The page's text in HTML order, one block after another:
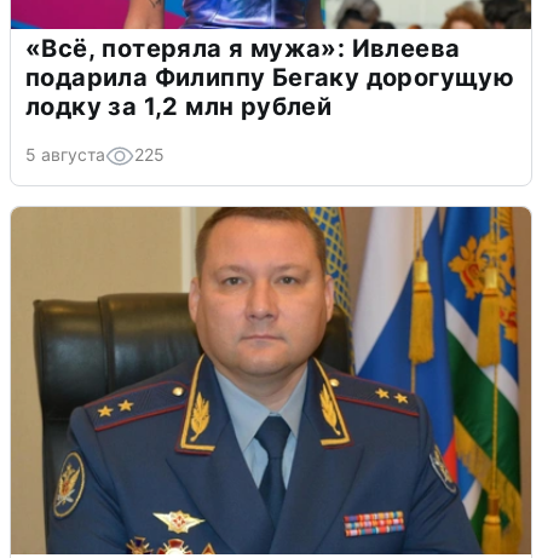
«Всё, потеряла я мужа»: Ивлеева
подарила Филиппу Бегаку дорогущую
лодку за 1,2 млн рублей
5 августа 225